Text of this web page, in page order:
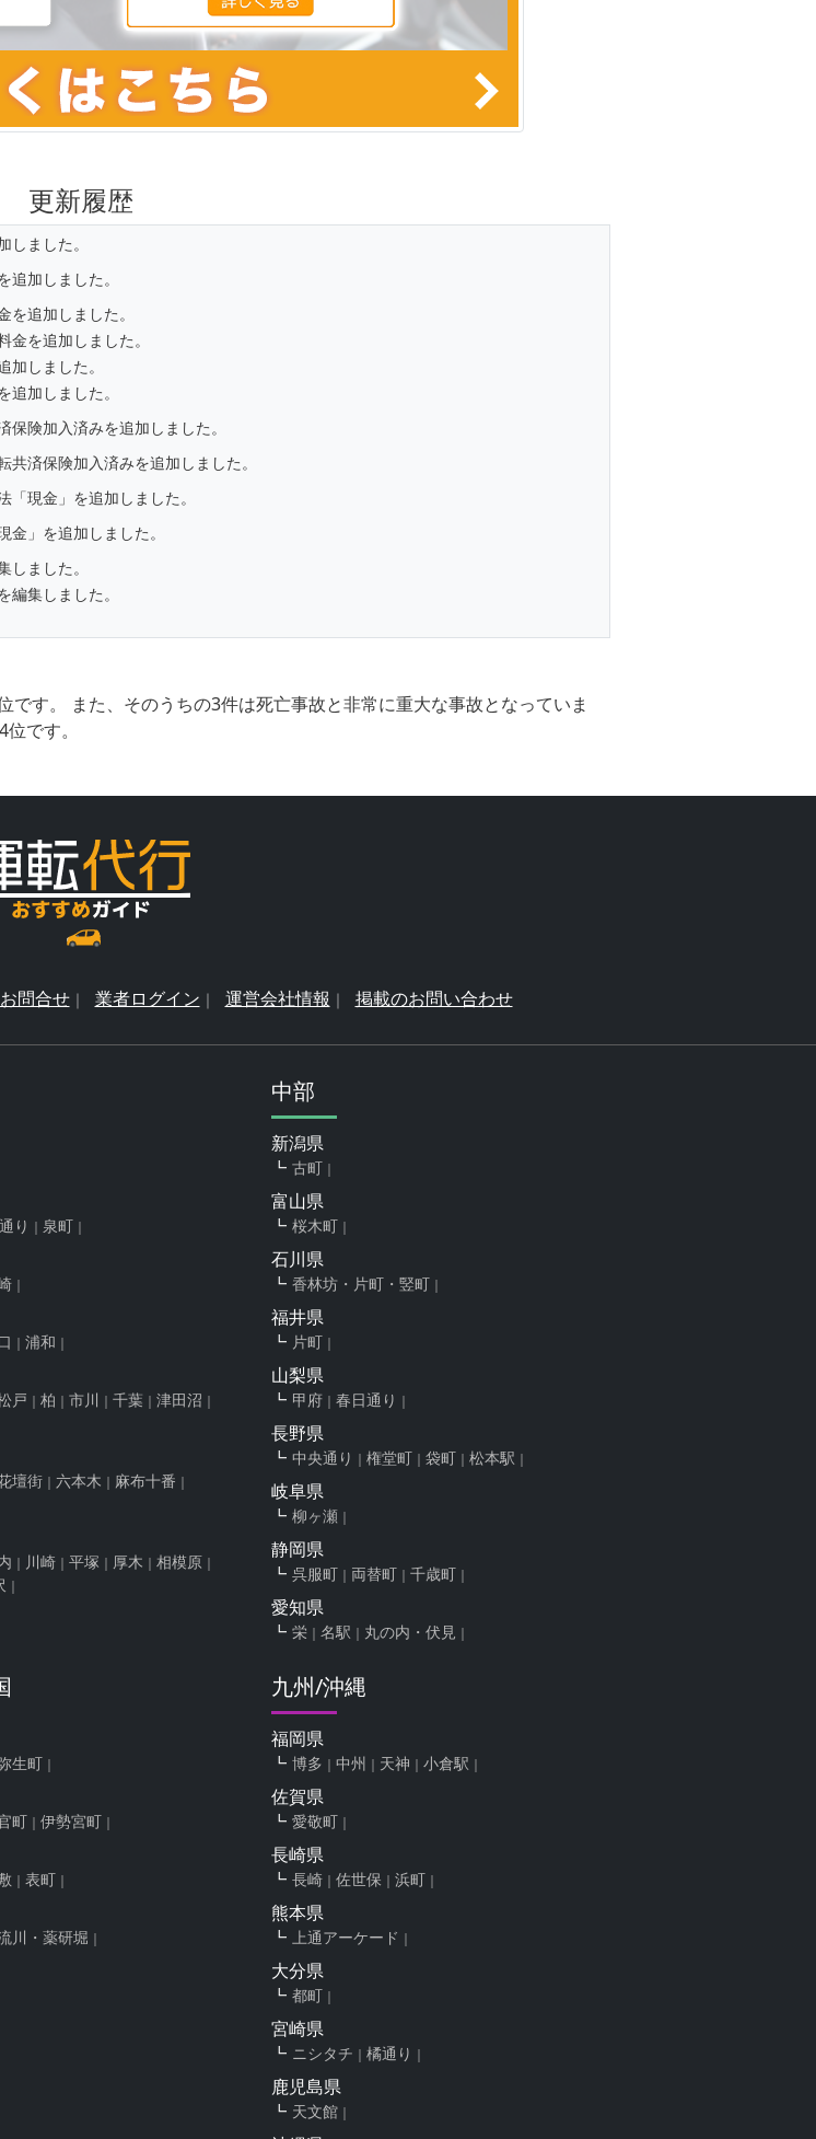
更新履歴
しました。
追加しました。
を追加しました。
金を追加しました。
加しました。
追加しました。
保険加入済みを追加しました。
共済保険加入済みを追加しました。
「現金」を追加しました。
金」を追加しました。
しました。
編集しました。
す。 また、そのうちの3件は死亡事故と非常に重大な事故となっていま
です。
お問合せ 業者ログイン 運営会社情報 掲載のお問い合わせ
り 泉町
浦和
戸 柏 市川 千葉
津田沼
壇街 六本木
麻布十番
川崎 平塚 厚木
相模原
中部
新潟県
古町
富山県
桜木町
石川県
香林坊・片町・竪町
福井県
片町
山梨県
甲府 春日通り
長野県
中央通り 権堂町 袋町 松本駅
岐阜県
柳ヶ瀬
静岡県
呉服町 両替町 千歳町
愛知県
栄 名駅 丸の内・伏見
生町
町 伊勢宮町
表町
川・薬研堀
九州/沖縄
福岡県
博多 中州 天神 小倉駅
佐賀県
愛敬町
長崎県
長崎 佐世保 浜町
熊本県
上通アーケード
大分県
都町
宮崎県
ニシタチ 橘通り
鹿児島県
天文館